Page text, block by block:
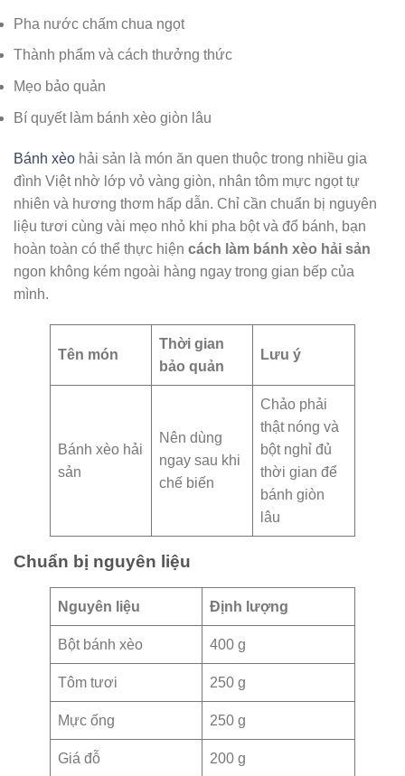
Pha nước chấm chua ngọt
Thành phẩm và cách thưởng thức
Mẹo bảo quản
Bí quyết làm bánh xèo giòn lâu
Bánh xèo hải sản là món ăn quen thuộc trong nhiều gia
đình Việt nhờ lớp vỏ vàng giòn, nhân tôm mực ngọt tự
nhiên và hương thơm hấp dẫn. Chỉ cần chuẩn bị nguyên
liệu tươi cùng vài mẹo nhỏ khi pha bột và đổ bánh, bạn
hoàn toàn có thể thực hiện cách làm bánh xèo hải sản
ngon không kém ngoài hàng ngay trong gian bếp của
mình.
Tên món
Thời gian
bảo quản
Lưu ý
Bánh xèo hải
sản
Nên dùng
ngay sau khi
chế biến
Chảo phải
thật nóng và
bột nghỉ đủ
thời gian để
bánh giòn
lâu
Chuẩn bị nguyên liệu
Nguyên liệu Định lượng
Bột bánh xèo 400 g
Tôm tươi 250 g
Mực ống 250 g
Giá đỗ 200 g